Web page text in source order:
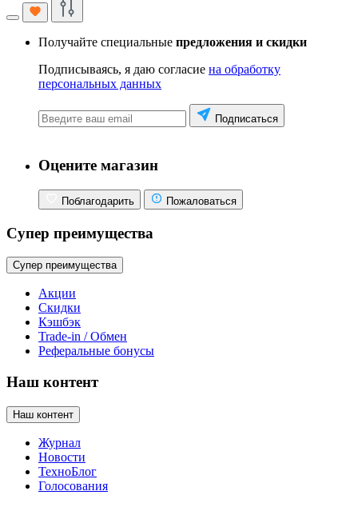
Получайте специальные предложения и скидки
Подписываясь, я даю согласие на обработку
персональных данных
Подписаться
Оцените магазин
Поблагодарить Пожаловаться
Супер преимущества
Супер преимущества
Акции
Скидки
Кэшбэк
Trade-in / Обмен
Реферальные бонусы
Наш контент
Наш контент
Журнал
Новости
ТехноБлог
Голосования